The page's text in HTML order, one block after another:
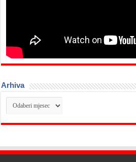
Arhiva
Arhiva